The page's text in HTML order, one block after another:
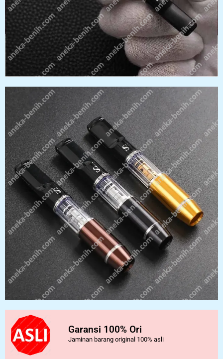
Garansi 100% Ori
Jaminan barang original 100% asli